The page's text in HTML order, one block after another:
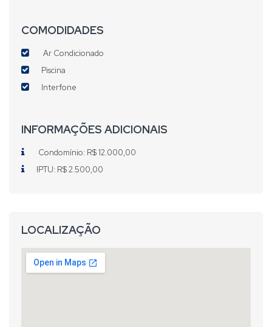
COMODIDADES
Ar Condicionado
Piscina
Interfone
INFORMAÇÕES ADICIONAIS
Condomínio: R$ 12.000,00
IPTU: R$ 2.500,00
LOCALIZAÇÃO